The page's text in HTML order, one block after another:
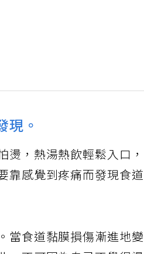
現。
，熱湯熱飲輕鬆入口，
靠感覺到疼痛而發現食道
當食道黏膜損傷漸進地變